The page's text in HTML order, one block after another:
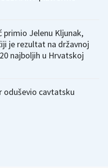
primio Jelenu Kljunak,
je rezultat na državnoj
najboljih u Hrvatskoj
oduševio cavtatsku